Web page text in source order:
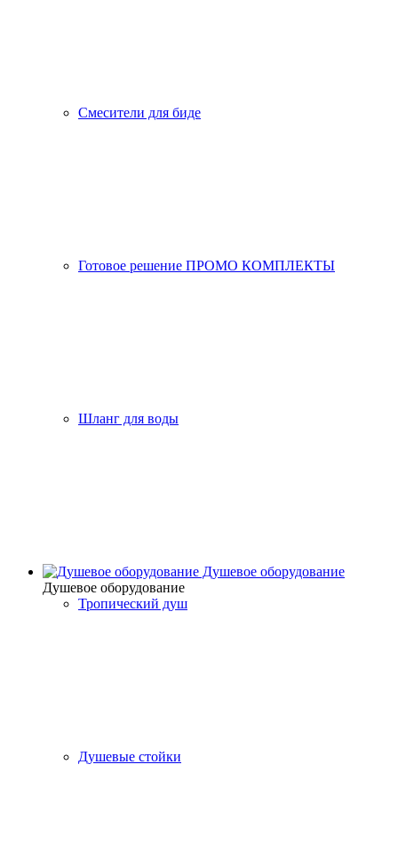
Смесители для биде
Готовое решение ПРОМО КОМПЛЕКТЫ
Шланг для воды
Душевое оборудование
Душевое оборудование
Тропический душ
Душевые стойки